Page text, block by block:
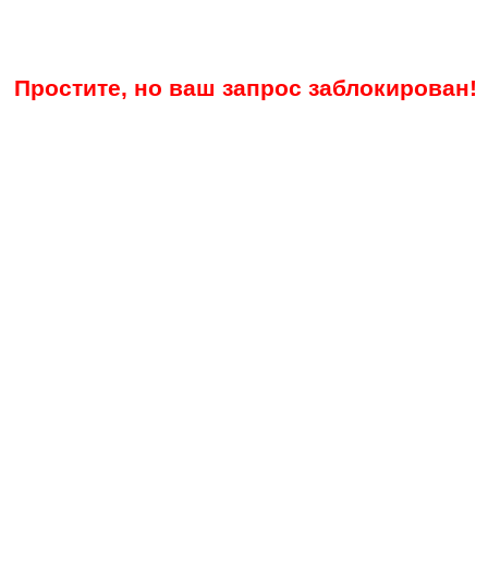
Простите, но ваш запрос заблокирован!